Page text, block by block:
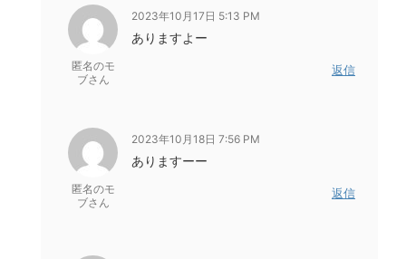
匿名のモ
ブさん
2023年10月17日 5:13 PM
ありますよー
返信
匿名のモ
ブさん
2023年10月18日 7:56 PM
ありますーー
返信